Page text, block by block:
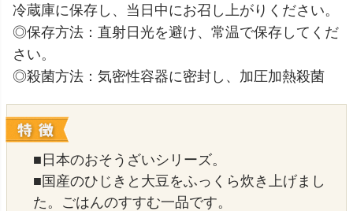
冷蔵庫に保存し、当日中にお召し上がりください。
◎保存方法：直射日光を避け、常温で保存してくだ
さい。
◎殺菌方法：気密性容器に密封し、加圧加熱殺菌
■日本のおそうざいシリーズ。
■国産のひじきと大豆をふっくら炊き上げまし
た。ごはんのすすむ一品です。